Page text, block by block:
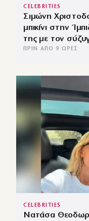
CELEBRITIES
Σιμώνη
μπικίνι στην
της με τον
ΠΡΙΝ ΑΠΌ 9 ΏΡΕΣ
CELEBRITIES
Νατάσα